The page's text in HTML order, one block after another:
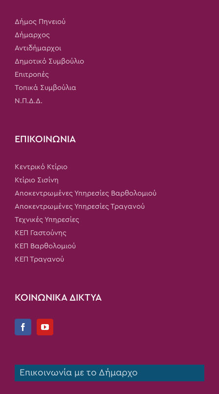
Δήμος Πηνειού
Δήμαρχος
Αντιδήμαρχοι
Δημοτικό Συμβούλιο
Επιτροπές
Τοπικά Συμβούλια
Ν.Π.Δ.Δ.
ΕΠΙΚΟΙΝΩΝΙΑ
Κεντρικό Κτίριο
Κτίριο Σισίνη
Αποκεντρωμένες Υπηρεσίες Βαρθολομιού
Αποκεντρωμένες Υπηρεσίες Τραγανού
Τεχνικές Υπηρεσίες
ΚΕΠ Γαστούνης
ΚΕΠ Βαρθολομιού
ΚΕΠ Τραγανού
ΚΟΙΝΩΝΙΚΑ ΔΙΚΤΥΑ
Επικοινωνία με το Δήμαρχο